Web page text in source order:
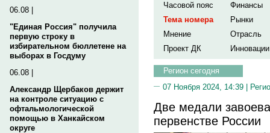
06.08 |
"Единая Россия" получила
первую строку в
избирательном бюллетене на
выборах в Госдуму
06.08 |
Александр Щербаков держит
на контроле ситуацию с
офтальмологической
помощью в Ханкайском
округе
Часовой пояс
Финансы
Тема номера
Рынки
Мнение
Отрасль
Проект ДК
Инновации
Регион сегодня
07 Ноября 2024, 14:39 |
Две медали
первенстве России